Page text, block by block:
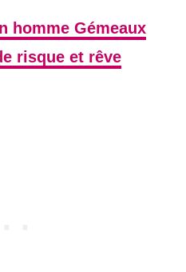
homme Gémeaux
risque et rêve